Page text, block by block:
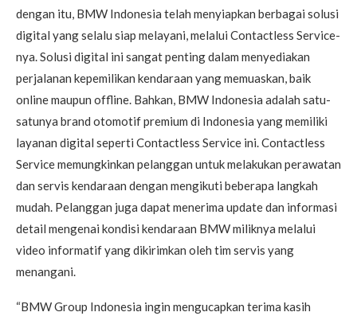
dengan itu, BMW Indonesia telah menyiapkan berbagai solusi
digital yang selalu siap melayani, melalui Contactless Service-
nya. Solusi digital ini sangat penting dalam menyediakan
perjalanan kepemilikan kendaraan yang memuaskan, baik
online maupun offline. Bahkan, BMW Indonesia adalah satu-
satunya brand otomotif premium di Indonesia yang memiliki
layanan digital seperti Contactless Service ini. Contactless
Service memungkinkan pelanggan untuk melakukan perawatan
dan servis kendaraan dengan mengikuti beberapa langkah
mudah. Pelanggan juga dapat menerima update dan informasi
detail mengenai kondisi kendaraan BMW miliknya melalui
video informatif yang dikirimkan oleh tim servis yang
menangani.
“BMW Group Indonesia ingin mengucapkan terima kasih